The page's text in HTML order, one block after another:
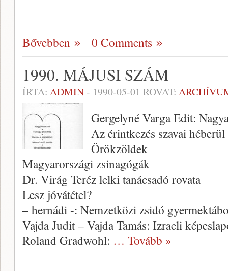
Bővebben 0 Comments
1990. MÁJUSI SZÁM
ÍRTA: ADMIN- 1990-05-01 ROVAT:
Gergelyné Varga Edit:
Az érintkezés szavai héberül
Örökzöldek
Magyarországi zsinagógák
Dr. Virág Teréz lelki tanácsadó rovata
Lesz jóvátétel?
– hernádi -: Nemzetközi zsidó
Vajda Judit – Vajda Tamás: Izraeli
Roland Gradwohl: … Tovább »